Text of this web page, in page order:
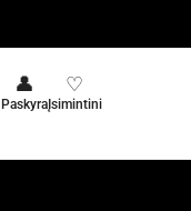
👤
Paskyra
♡
Įsimintini